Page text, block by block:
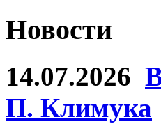
Новости
14.07.2026
П. Климука